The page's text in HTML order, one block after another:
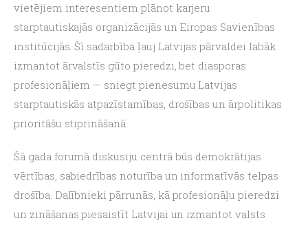
vietējiem interesentiem plānot karjeru
starptautiskajās organizācijās un Eiropas Savienības
institūcijās. Šī sadarbība ļauj Latvijas pārvaldei labāk
izmantot ārvalstīs gūto pieredzi, bet diasporas
profesionāļiem — sniegt pienesumu Latvijas
starptautiskās atpazīstamības, drošības un ārpolitikas
prioritāšu stiprināšanā.
Šā gada forumā diskusiju centrā būs demokrātijas
vērtības, sabiedrības noturība un informatīvās telpas
drošība. Dalībnieki pārrunās, kā profesionāļu pieredzi
un zināšanas piesaistīt Latvijai un izmantot valsts